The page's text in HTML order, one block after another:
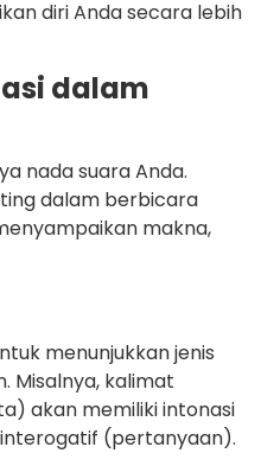
diri Anda secara lebih
dalam
nada suara Anda.
dalam berbicara
makna,
menunjukkan jenis
Misalnya, kalimat
akan memiliki intonasi
(pertanyaan).